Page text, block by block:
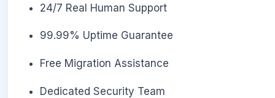
24/7 Real Human Support
99.99% Uptime Guarantee
Free Migration Assistance
Dedicated Security Team